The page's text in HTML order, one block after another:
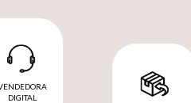
DIGITAL